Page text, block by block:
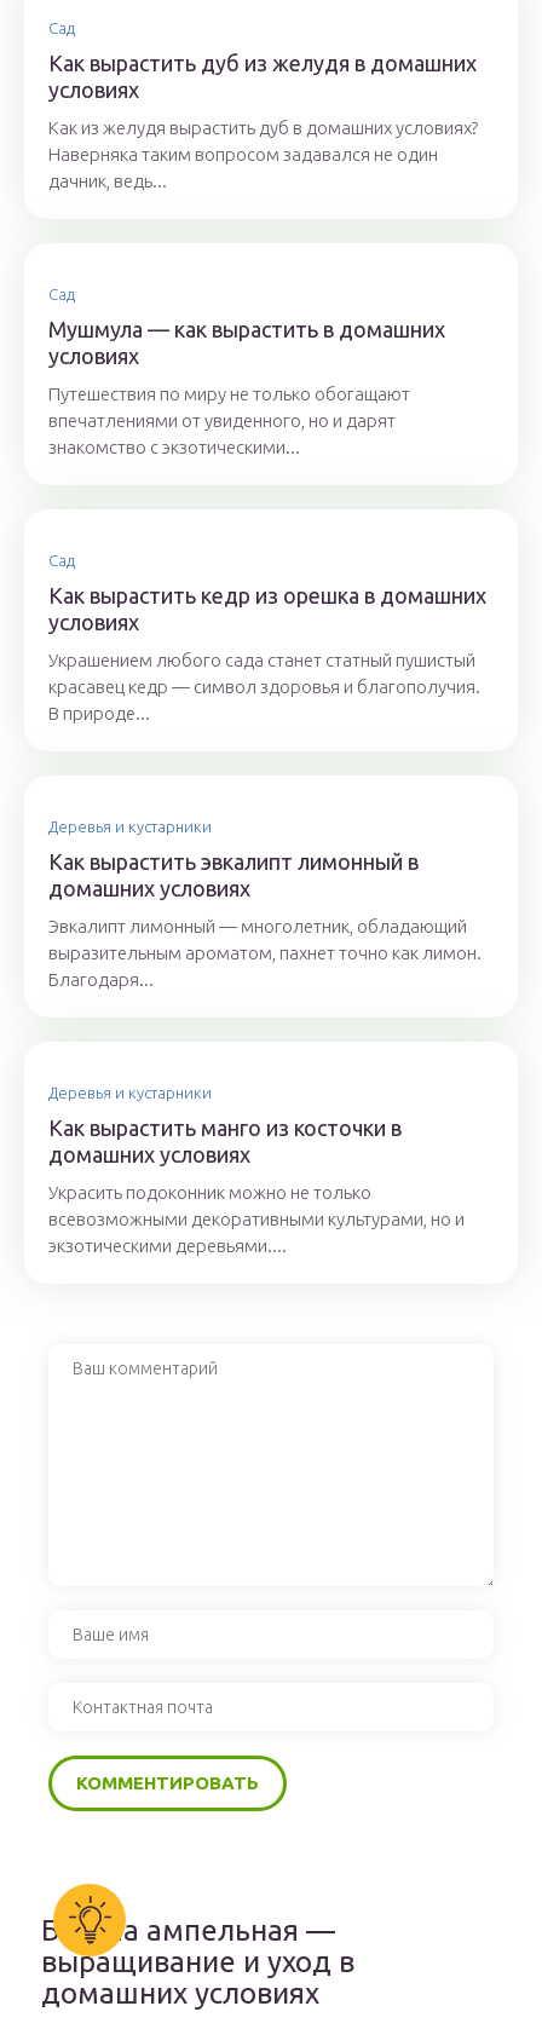
Сад
Как вырастить дуб из желудя в домашних
условиях
Как из желудя вырастить дуб в домашних условиях?
Наверняка таким вопросом задавался не один
дачник, ведь...
Сад
Мушмула — как вырастить в домашних
условиях
Путешествия по миру не только обогащают
впечатлениями от увиденного, но и дарят
знакомство с экзотическими...
Сад
Как вырастить кедр из орешка в домашних
условиях
Украшением любого сада станет статный пушистый
красавец кедр — символ здоровья и благополучия.
В природе...
Деревья и кустарники
Как вырастить эвкалипт лимонный в
домашних условиях
Эвкалипт лимонный — многолетник, обладающий
выразительным ароматом, пахнет точно как лимон.
Благодаря...
Деревья и кустарники
Как вырастить манго из косточки в
домашних условиях
Украсить подоконник можно не только
всевозможными декоративными культурами, но и
экзотическими деревьями....
Бакопа ампельная —
выращивание и уход в
домашних условиях